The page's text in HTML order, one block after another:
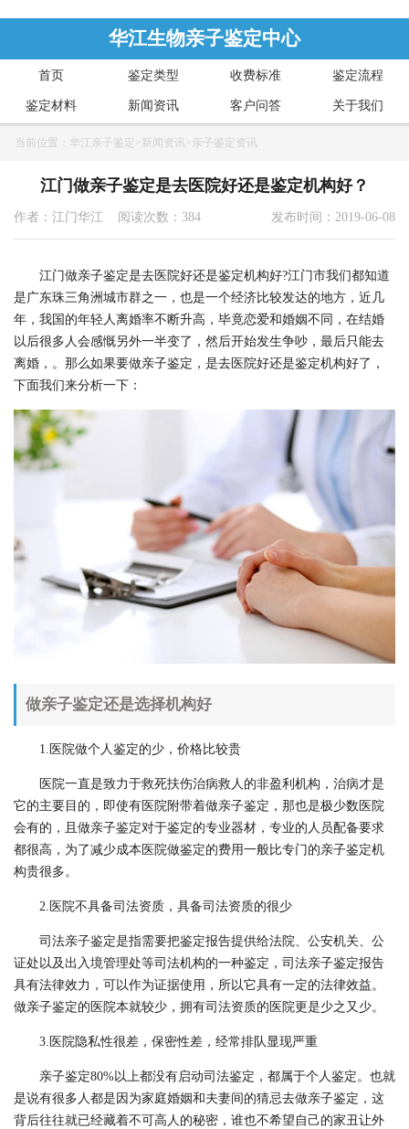
华江生物亲子鉴定中心
首页 鉴定类型 收费标准 鉴定流程
鉴定材料 新闻资讯 客户问答 关于我们
当前位置： 华江亲子鉴定 >新闻资讯 >亲子鉴定资讯
江门做亲子鉴定是去医院好还是鉴定机构好？
作者：江门华江 阅读次数：384 发布时间：2019-06-08
江门做亲子鉴定是去医院好还是鉴定机构好?江门市我们都知道
是广东珠三角洲城市群之一，也是一个经济比较发达的地方，近几
年，我国的年轻人离婚率不断升高，毕竟恋爱和婚姻不同，在结婚
以后很多人会感慨另外一半变了，然后开始发生争吵，最后只能去
离婚，。那么如果要做亲子鉴定，是去医院好还是鉴定机构好了，
下面我们来分析一下：
做亲子鉴定还是选择机构好
1.医院做个人鉴定的少，价格比较贵
医院一直是致力于救死扶伤治病救人的非盈利机构，治病才是
它的主要目的，即使有医院附带着做亲子鉴定，那也是极少数医院
会有的，且做亲子鉴定对于鉴定的专业器材，专业的人员配备要求
都很高，为了减少成本医院做鉴定的费用一般比专门的亲子鉴定机
构贵很多。
2.医院不具备司法资质，具备司法资质的很少
司法亲子鉴定是指需要把鉴定报告提供给法院、公安机关、公
证处以及出入境管理处等司法机构的一种鉴定，司法亲子鉴定报告
具有法律效力，可以作为证据使用，所以它具有一定的法律效益。
做亲子鉴定的医院本就较少，拥有司法资质的医院更是少之又少。
3.医院隐私性很差，保密性差，经常排队显现严重
亲子鉴定80%以上都没有启动司法鉴定，都属于个人鉴定。也就
是说有很多人都是因为家庭婚姻和夫妻间的猜忌去做亲子鉴定，这
背后往往就已经藏着不可高人的秘密，谁也不希望自己的家丑让外